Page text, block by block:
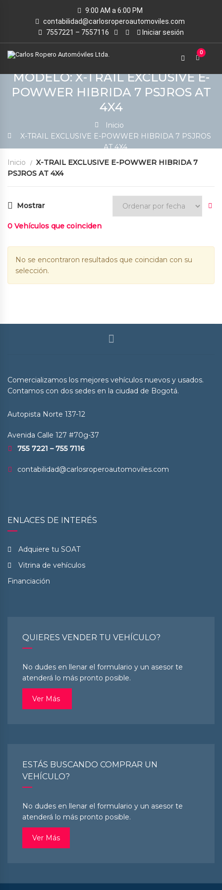
9:00 AM a 6:00 PM
contabilidad@carlosroperoautomoviles.com
7557221 – 7557116
Iniciar sesión
0
MODELO: X-TRAIL EXCLUSIVE E-
POWWER HIBRIDA 7 PSJROS AT
4X4
Inicio
X-TRAIL EXCLUSIVE E-POWWER HIBRIDA 7 PSJROS
AT 4X4
Inicio
X-TRAIL EXCLUSIVE E-POWWER HIBRIDA 7
PSJROS AT 4X4
Mostrar
0 Vehículos que coinciden
No se encontraron resultados que coincidan con su
selección.
Comercializamos los mejores vehículos nuevos y usados.
Contamos con dos sedes en la ciudad de Bogotá.
Autopista Norte 137-12
Avenida Calle 127 #70g-37
755 7221 – 755 7116
contabilidad@carlosroperoautomoviles.com
ENLACES DE INTERÉS
Adquiere tu SOAT
Vitrina de vehículos
Financiación
QUIERES VENDER TU VEHÍCULO?
No dudes en llenar el formulario y un asesor te
atenderá lo más pronto posible.
Ver Más
ESTÁS BUSCANDO COMPRAR UN
VEHÍCULO?
No dudes en llenar el formulario y un asesor te
atenderá lo más pronto posible.
Ver Más